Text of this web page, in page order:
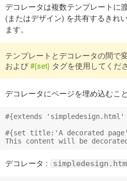
デコレータは複数テンプレートに
(またはデザイン) を共有するきれ
ます。
テンプレートとデコレータの間で
および#{set} タグを使用してくださ
デコレータにページを埋め込むこ
#{extends
#{set title:'A decorated
デコレータ :